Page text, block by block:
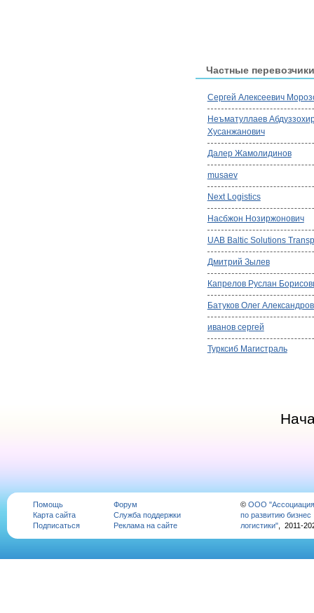
Частные перевозчики
Сергей Алексеевич
Неъматуллаев
Хусанжанович
Далер Жамолидинов
musaev
Next Logistics
Насбжон Нозиржонович
UAB Baltic Solutions
Дмитрий Зылев
Капрелов Руслан
Батуков Олег
иванов сергей
Турксиб Магистраль
Помощь
Карта сайта
Подписаться
Форум
Служба поддержки
Реклама на сайте
© ООО "Ассоциация
по развитию бизнес
логистики", 2011-